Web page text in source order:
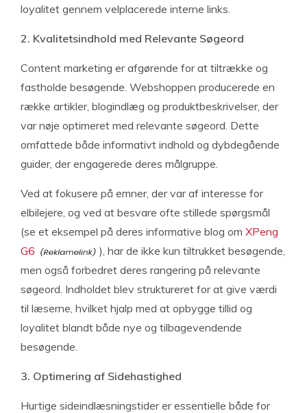
loyalitet gennem velplacerede interne links.
2. Kvalitetsindhold med Relevante Søgeord
Content marketing er afgørende for at tiltrække og
fastholde besøgende. Webshoppen producerede en
række artikler, blogindlæg og produktbeskrivelser, der
var nøje optimeret med relevante søgeord. Dette
omfattede både informativt indhold og dybdegående
guider, der engagerede deres målgruppe.
Ved at fokusere på emner, der var af interesse for
elbilejere, og ved at besvare ofte stillede spørgsmål
(se et eksempel på deres informative blog om XPeng
G6
), har de ikke kun tiltrukket besøgende,
men også forbedret deres rangering på relevante
søgeord. Indholdet blev struktureret for at give værdi
til læserne, hvilket hjalp med at opbygge tillid og
loyalitet blandt både nye og tilbagevendende
besøgende.
3. Optimering af Sidehastighed
Hurtige sideindlæsningstider er essentielle både for